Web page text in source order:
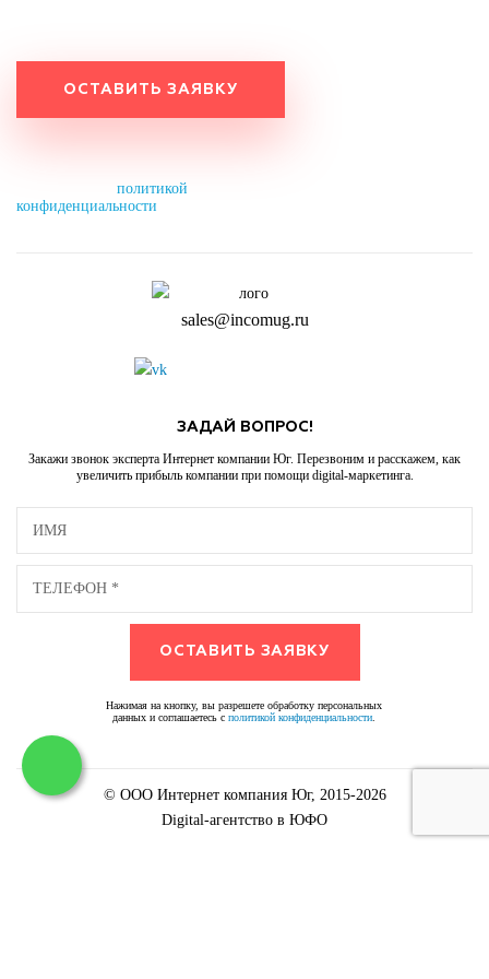
политикой
конфиденциальности
sales@incomug.ru
ЗАДАЙ ВОПРОС!
Закажи звонок эксперта Интернет компании Юг. Перезвоним и расскажем, как
увеличить прибыль компании при помощи digital-маркетинга.
Нажимая на кнопку, вы разрешете обработку персональных
данных и соглашаетесь сполитикой конфиденциальности
© ООО Интернет компания Юг, 2015-2026
Digital-агентство в ЮФО